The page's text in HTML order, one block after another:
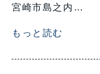
宮崎市島之内…
もっと読む